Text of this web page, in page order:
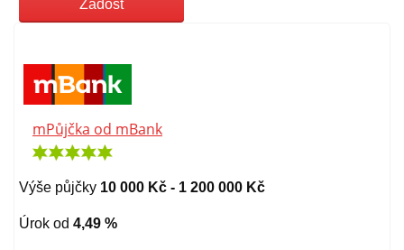
Žádost
mPůjčka od mBank
Výše půjčky 10 000 Kč - 1 200 000 Kč
Úrok od 4,49 %